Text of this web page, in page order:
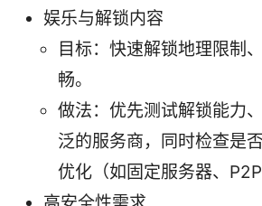
娱乐与解锁内容
目标：快速解锁地理限制
畅。
做法：优先测试解锁能力
泛的服务商，同时检查是
优化（如固定服务器、P2P